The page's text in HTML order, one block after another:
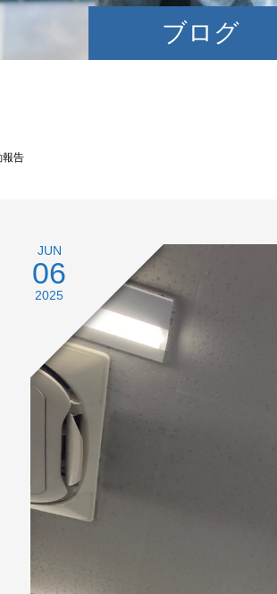
ブログ
告
JUN
06
2025